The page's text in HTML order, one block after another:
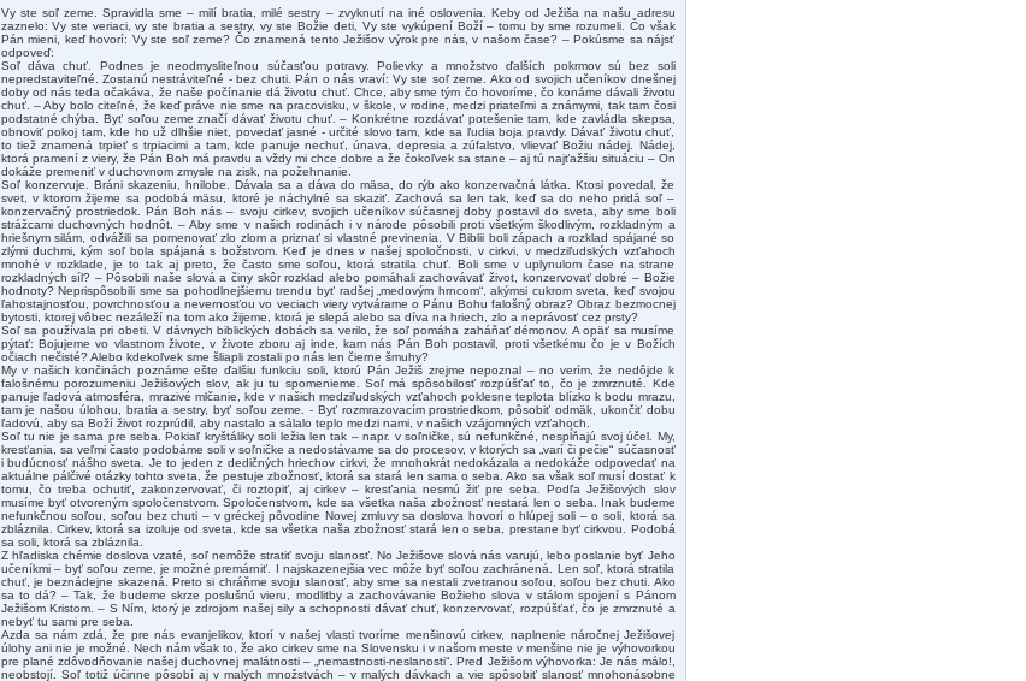
Vy ste soľ zeme. Spravidla sme – milí bratia, milé sestry – zvyknutí na iné oslovenia. Keby od Ježiša na našu adresu
zaznelo: Vy ste veriaci, vy ste bratia a sestry, vy ste Božie deti, Vy ste vykúpení Boží – tomu by sme rozumeli. Čo však
Pán mieni, keď hovorí: Vy ste soľ zeme? Čo znamená tento Ježišov výrok pre nás, v našom čase? – Pokúsme sa nájsť
odpoveď:
Soľ dáva chuť. Podnes je neodmysliteľnou súčasťou potravy. Polievky a množstvo ďalších pokrmov sú bez soli
nepredstaviteľné. Zostanú nestráviteľné - bez chuti. Pán o nás vraví: Vy ste soľ zeme. Ako od svojich učeníkov dnešnej
doby od nás teda očakáva, že naše počínanie dá životu chuť. Chce, aby sme tým čo hovoríme, čo konáme dávali životu
chuť. – Aby bolo citeľné, že keď práve nie sme na pracovisku, v škole, v rodine, medzi priateľmi a známymi, tak tam čosi
podstatné chýba. Byť soľou zeme značí dávať životu chuť. – Konkrétne rozdávať potešenie tam, kde zavládla skepsa,
obnoviť pokoj tam, kde ho už dlhšie niet, povedať jasné - určité slovo tam, kde sa ľudia boja pravdy. Dávať životu chuť,
to tiež znamená trpieť s trpiacimi a tam, kde panuje nechuť, únava, depresia a zúfalstvo, vlievať Božiu nádej. Nádej,
ktorá pramení z viery, že Pán Boh má pravdu a vždy mi chce dobre a že čokoľvek sa stane – aj tú najťažšiu situáciu – On
dokáže premeniť v duchovnom zmysle na zisk, na požehnanie.
Soľ konzervuje. Bráni skazeniu, hnilobe. Dávala sa a dáva do mäsa, do rýb ako konzervačná látka. Ktosi povedal, že
svet, v ktorom žijeme sa podobá mäsu, ktoré je náchylné sa skaziť. Zachová sa len tak, keď sa do neho pridá soľ –
konzervačný prostriedok. Pán Boh nás – svoju cirkev, svojich učeníkov súčasnej doby postavil do sveta, aby sme boli
strážcami duchovných hodnôt. – Aby sme v našich rodinách i v národe pôsobili proti všetkým škodlivým, rozkladným a
hriešnym silám, odvážili sa pomenovať zlo zlom a priznať si vlastné previnenia. V Biblii boli zápach a rozklad spájané so
zlými duchmi, kým soľ bola spájaná s božstvom. Keď je dnes v našej spoločnosti, v cirkvi, v medziľudských vzťahoch
mnohé v rozklade, je to tak aj preto, že často sme soľou, ktorá stratila chuť. Boli sme v uplynulom čase na strane
rozkladných síl? – Pôsobili naše slová a činy skôr rozklad alebo pomáhali zachovávať život, konzervovať dobré – Božie
hodnoty? Neprispôsobili sme sa pohodlnejšiemu trendu byť radšej „medovým hrncom“, akýmsi cukrom sveta, keď svojou
ľahostajnosťou, povrchnosťou a nevernosťou vo veciach viery vytvárame o Pánu Bohu falošný obraz? Obraz bezmocnej
bytosti, ktorej vôbec nezáleží na tom ako žijeme, ktorá je slepá alebo sa díva na hriech, zlo a neprávosť cez prsty?
Soľ sa používala pri obeti. V dávnych biblických dobách sa verilo, že soľ pomáha zaháňať démonov. A opäť sa musíme
pýtať: Bojujeme vo vlastnom živote, v živote zboru aj inde, kam nás Pán Boh postavil, proti všetkému čo je v Božích
očiach nečisté? Alebo kdekoľvek sme šliapli zostali po nás len čierne šmuhy?
My v našich končinách poznáme ešte ďalšiu funkciu soli, ktorú Pán Ježiš zrejme nepoznal – no verím, že nedôjde k
falošnému porozumeniu Ježišových slov, ak ju tu spomenieme. Soľ má spôsobilosť rozpúšťať to, čo je zmrznuté. Kde
panuje ľadová atmosféra, mrazivé mlčanie, kde v našich medziľudských vzťahoch poklesne teplota blízko k bodu mrazu,
tam je našou úlohou, bratia a sestry, byť soľou zeme. - Byť rozmrazovacím prostriedkom, pôsobiť odmäk, ukončiť dobu
ľadovú, aby sa Boží život rozprúdil, aby nastalo a sálalo teplo medzi nami, v našich vzájomných vzťahoch.
Soľ tu nie je sama pre seba. Pokiaľ kryštáliky soli ležia len tak – napr. v soľničke, sú nefunkčné, nespĺňajú svoj účel. My,
kresťania, sa veľmi často podobáme soli v soľničke a nedostávame sa do procesov, v ktorých sa „varí či pečie“ súčasnosť
i budúcnosť nášho sveta. Je to jeden z dedičných hriechov cirkvi, že mnohokrát nedokázala a nedokáže odpovedať na
aktuálne pálčivé otázky tohto sveta, že pestuje zbožnosť, ktorá sa stará len sama o seba. Ako sa však soľ musí dostať k
tomu, čo treba ochutiť, zakonzervovať, či roztopiť, aj cirkev – kresťania nesmú žiť pre seba. Podľa Ježišových slov
musíme byť otvoreným spoločenstvom. Spoločenstvom, kde sa všetka naša zbožnosť nestará len o seba. Inak budeme
nefunkčnou soľou, soľou bez chuti – v gréckej pôvodine Novej zmluvy sa doslova hovorí o hlúpej soli – o soli, ktorá sa
zbláznila. Cirkev, ktorá sa izoluje od sveta, kde sa všetka naša zbožnosť stará len o seba, prestane byť cirkvou. Podobá
sa soli, ktorá sa zbláznila.
Z hľadiska chémie doslova vzaté, soľ nemôže stratiť svoju slanosť. No Ježišove slová nás varujú, lebo poslanie byť Jeho
učeníkmi – byť soľou zeme, je možné premárniť. I najskazenejšia vec môže byť soľou zachránená. Len soľ, ktorá stratila
chuť, je beznádejne skazená. Preto si chráňme svoju slanosť, aby sme sa nestali zvetranou soľou, soľou bez chuti. Ako
sa to dá? – Tak, že budeme skrze poslušnú vieru, modlitby a zachovávanie Božieho slova v stálom spojení s Pánom
Ježišom Kristom. – S Ním, ktorý je zdrojom našej sily a schopnosti dávať chuť, konzervovať, rozpúšťať, čo je zmrznuté a
nebyť tu sami pre seba.
Azda sa nám zdá, že pre nás evanjelikov, ktorí v našej vlasti tvoríme menšinovú cirkev, naplnenie náročnej Ježišovej
úlohy ani nie je možné. Nech nám však to, že ako cirkev sme na Slovensku i v našom meste v menšine nie je výhovorkou
pre plané zdôvodňovanie našej duchovnej malátnosti – „nemastnosti-neslanosti“. Pred Ježišom výhovorka: Je nás málo!,
neobstojí. Soľ totiž účinne pôsobí aj v malých množstvách – v malých dávkach a vie spôsobiť slanosť mnohonásobne